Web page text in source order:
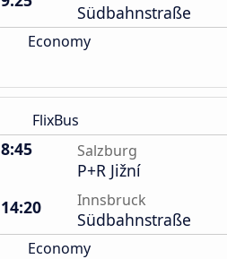
Südbahnstraße
Economy
FlixBus
8:45 Salzburg
P+R Jižní
14:20
Innsbruck
Südbahnstraße
Economy